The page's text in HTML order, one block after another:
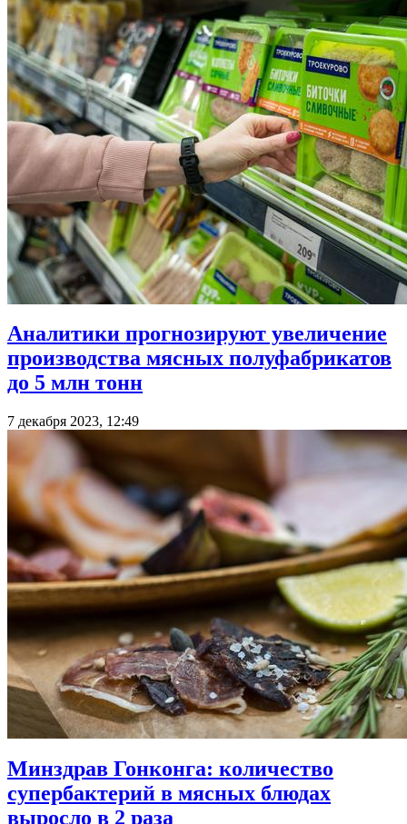
Аналитики прогнозируют увеличение
производства мясных полуфабрикатов
до 5 млн тонн
7 декабря 2023, 12:49
Минздрав Гонконга: количество
супербактерий в мясных блюдах
выросло в 2 раза